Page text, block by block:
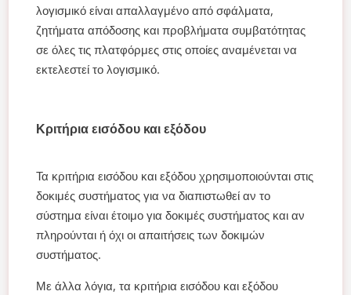
λογισμικό είναι απαλλαγμένο από σφάλματα,
ζητήματα απόδοσης και προβλήματα συμβατότητας
σε όλες τις πλατφόρμες στις οποίες αναμένεται να
εκτελεστεί το λογισμικό.
Κριτήρια εισόδου και εξόδου
Τα κριτήρια εισόδου και εξόδου χρησιμοποιούνται στις
δοκιμές συστήματος για να διαπιστωθεί αν το
σύστημα είναι έτοιμο για δοκιμές συστήματος και αν
πληρούνται ή όχι οι απαιτήσεις των δοκιμών
συστήματος.
Με άλλα λόγια, τα κριτήρια εισόδου και εξόδου